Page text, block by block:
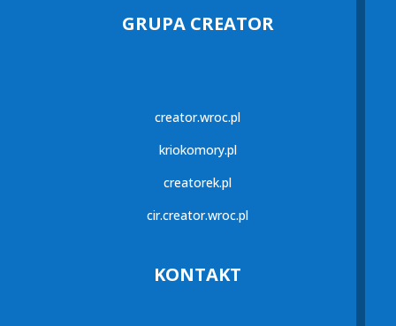
GRUPA CREATOR
creator.wroc.pl
kriokomory.pl
creatorek.pl
cir.creator.wroc.pl
KONTAKT